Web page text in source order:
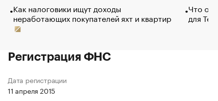
Как налоговики ищут доходы
неработающих покупателей яхт и квартир
Что
для
Регистрация ФНС
Дата регистрации
11 апреля 2015